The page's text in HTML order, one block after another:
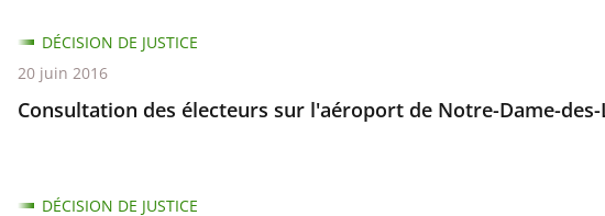
Consultation des électeurs sur l'aéroport de Notre-Dame-
DÉCISION DE JUSTICE
20 juin 2016
DÉCISION DE JUSTICE